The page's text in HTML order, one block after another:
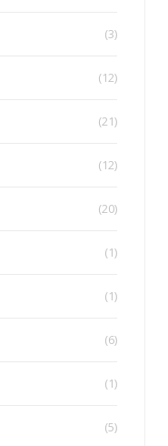
(3)
(12)
(21)
(12)
(20)
(1)
(1)
(6)
(1)
(5)